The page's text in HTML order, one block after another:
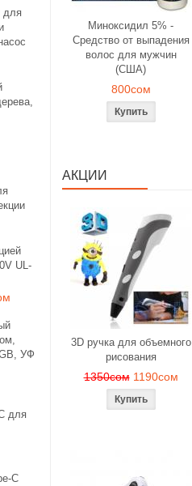
для
UL-
УФ
для
C
Миноксидил 5% -
Средство от выпадения
волос для мужчин
(США)
800сом
АКЦИИ
3D ручка для объемного
рисования
1350сом 1190сом